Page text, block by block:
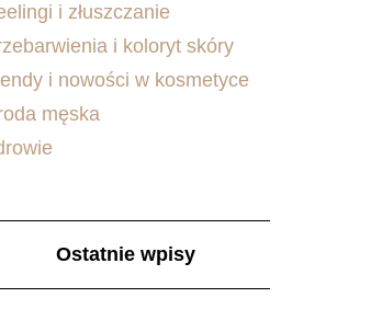
i złuszczanie
i koloryt skóry
i nowości w kosmetyce
męska
Ostatnie wpisy